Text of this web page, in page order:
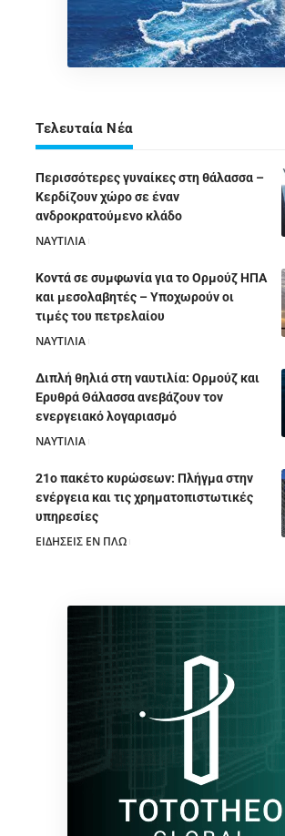
Τελευταία Νέα
Περισσότερες γυναίκες στη θάλασσα –
Κερδίζουν χώρο σε έναν
ανδροκρατούμενο κλάδο
ΝΑΥΤΙΛΙΑ
Κοντά σε συμφωνία για το Ορμούζ ΗΠΑ
και μεσολαβητές – Υποχωρούν οι
τιμές του πετρελαίου
ΝΑΥΤΙΛΙΑ
Διπλή θηλιά στη ναυτιλία: Ορμούζ και
Ερυθρά Θάλασσα ανεβάζουν τον
ενεργειακό λογαριασμό
ΝΑΥΤΙΛΙΑ
21ο πακέτο κυρώσεων: Πλήγμα στην
ενέργεια και τις χρηματοπιστωτικές
υπηρεσίες
ΕΙΔΗΣΕΙΣ ΕΝ ΠΛΩ